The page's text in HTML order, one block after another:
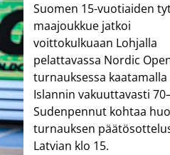
Suomen 15-vuotiaiden
maajoukkue jatkoi
voittokulkuaan Lohjalla
pelattavassa Nordic
turnauksessa kaatamalla
Islannin vakuuttavasti
Sudenpennut kohtaa
turnauksen
Latvian klo 15.